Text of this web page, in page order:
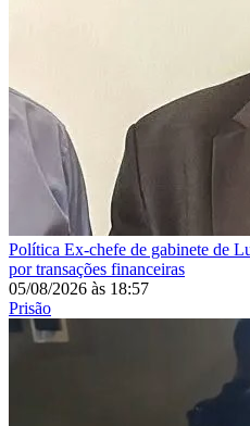
Política Ex-chefe de gabinete de
por transações financeiras
05/08/2026 às 18:57
Prisão